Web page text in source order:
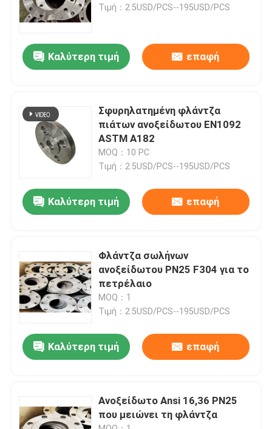
Προϊόντα
Περίπου εμείς
Γύρος εργοστασίων
Company News
Τοποθετήσεις σωληνώσεων ανοξείδωτου
φλάντζα σωλήνων ανοξείδωτου
γράμμα Τ σωλήνων ανοξείδωτου
Τιμή：2.5USD/PCS--195USD/PCS
Καλύτερη τιμή επαφή
Σφυρηλατημένη φλάντζα
πιάτων ανοξείδωτου EN1092
ASTM A182
MOQ：10 PC
Τιμή：2.5USD/PCS--195USD/PCS
Καλύτερη τιμή επαφή
Φλάντζα σωλήνων
ανοξείδωτου PN25 F304 για το
πετρέλαιο
MOQ：1
Τιμή：2.5USD/PCS--195USD/PCS
Καλύτερη τιμή επαφή
Ανοξείδωτο Ansi 16,36 PN25
που μειώνει τη φλάντζα